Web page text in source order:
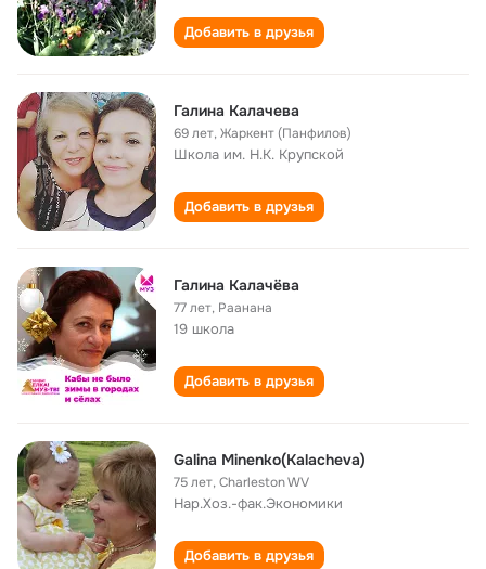
Добавить в друзья
Галина Калачева
69 лет,Жаркент (Панфилов)
Школа им. Н.К. Крупской
Добавить в друзья
Галина Калачёва
77 лет, Раанана
19 школа
Добавить в друзья
Galina Minenko(Kalacheva)
75 лет,Charleston WV
Нар.Хоз.-фак.Экономики
Добавить в друзья